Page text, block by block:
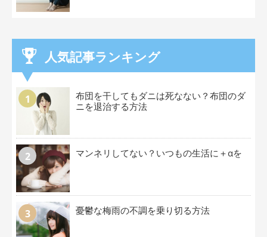
人気記事ランキング
布団を干してもダニは死なない？布団のダ
ニを退治する方法
マンネリしてない？いつもの生活に＋αを
憂鬱な梅雨の不調を乗り切る方法